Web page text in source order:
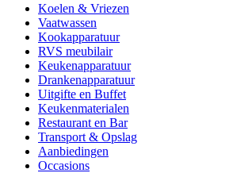
Koelen & Vriezen
Vaatwassen
Kookapparatuur
RVS meubilair
Keukenapparatuur
Drankenapparatuur
Uitgifte en Buffet
Keukenmaterialen
Restaurant en Bar
Transport & Opslag
Aanbiedingen
Occasions